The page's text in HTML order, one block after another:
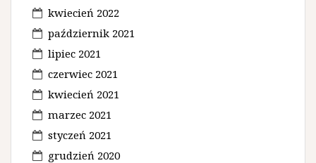
kwiecień 2022
październik 2021
lipiec 2021
czerwiec 2021
kwiecień 2021
marzec 2021
styczeń 2021
grudzień 2020